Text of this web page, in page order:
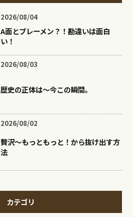
2026/08/04
A面とブレーメン？！勘違いは面白
い！
2026/08/03
歴史の正体は〜今この瞬間。
2026/08/02
贅沢〜もっともっと！から抜け出す方
法
カテゴリ